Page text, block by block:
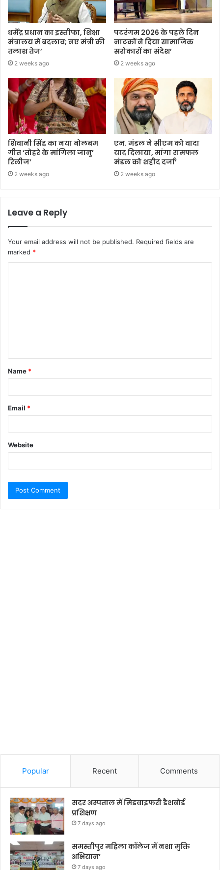
धर्मेंद्र प्रधान का इस्तीफा, शिक्षा
मंत्रालय में बदलाव; नए मंत्री की
तलाश तेज’
2 weeks ago
पटरंगम 2026 के पहले दिन
नाटकों ने दिया सामाजिक
सरोकारों का संदेश’
2 weeks ago
शिवानी सिंह का नया बोलबम
गीत ‘तोहरे के मांगिला जानु’
रिलीज’
2 weeks ago
एन. मंडल ने सीएम को वादा
याद दिलाया, मांगा रामफल
मंडल को शहीद दर्जा’
2 weeks ago
Leave a Reply
Your email address will not be published. Required fields are
marked *
Name *
Email *
Website
Popular Recent Comments
सदर अस्पताल में मिडवाइफरी डैशबोर्ड
प्रशिक्षण
7 days ago
समस्तीपुर महिला कॉलेज में नशा मुक्ति
अभियान’
7 days ago